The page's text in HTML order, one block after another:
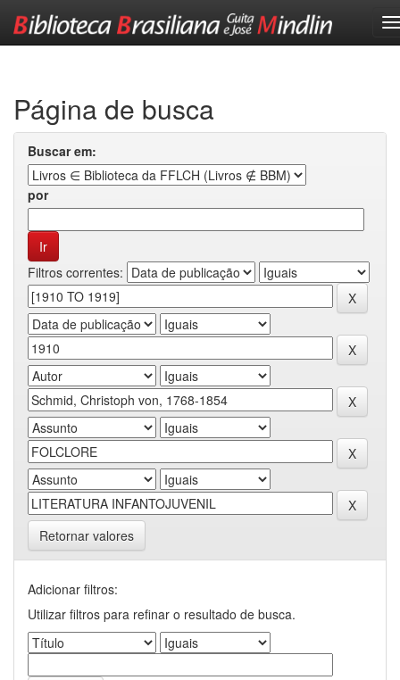
Página de busca
Buscar em:
por
Filtros correntes:
Retornar valores
Adicionar filtros:
Utilizar filtros para refinar o resultado de busca.